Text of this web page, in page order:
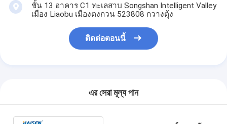
ชั้น 13 อาคาร C1 ทะเลสาบ Songshan Intelligent Valley
เมือง Liaobu เมืองตงกวน 523808 กวางตุ้ง
ติดต่อตอนนี้
এর সেরা মূল্য পান